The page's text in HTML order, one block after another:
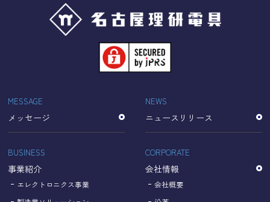
当サイトでは、より良いサービスの提供、またユーザビリ
ティの向上のため、Googleアナリティクスを使用し、当サ
イトの利用状況などのデータ収集及び解析を行っておりま
す。その際、「Cookie」を通じて、Googleがお客様のIPア
ドレスなどの情報を収集する場合がありますが、
「Cookie」で収集される情報は個人を特定できるものでは
収集されたデータはGoogleのプライバシーポリシーにおい
て管理されます。
なお、当サイトのご利用をもって、上述の方法・目的にお
いてGoogle及び当サイトが行うデータ処理に関し、お客様
【Googleのプライバシーポリシー】
https://policies.google.com/privacy?hl=ja
https://policies.google.com/technologies/partner-sites?
hl=ja
MESSAGE
メッセージ
BUSINESS
事業紹介
エレクトロニクス事業
NEWS
ニュースリリース
CORPORATE
会社情報
会社概要